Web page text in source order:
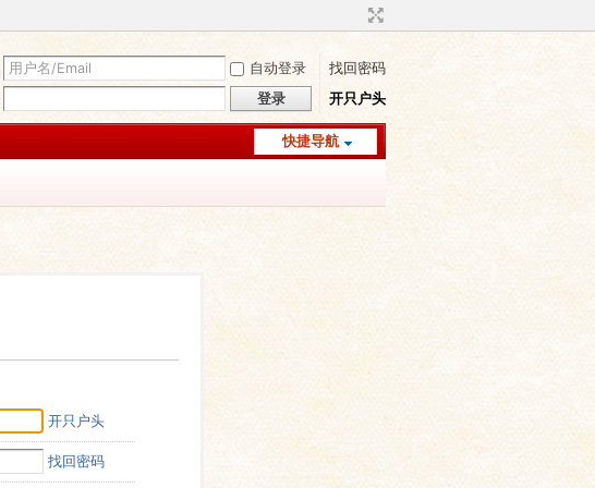
自动登录
找回密码
登录 开只户头
快捷导航
开只户头
找回密码